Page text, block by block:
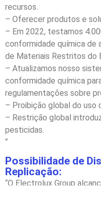
recursos.
– Oferecer produtos e
– Em 2022, testamos
conformidade química de
de Materiais Restritos do
– Atualizamos nosso
conformidade química
regulamentações sobre
– Proibição global do uso
– Restrição global
pesticidas.
“
Possibilidade de
Replicação:
“O Electrolux Group